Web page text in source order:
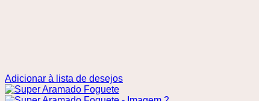
Adicionar à lista de desejos